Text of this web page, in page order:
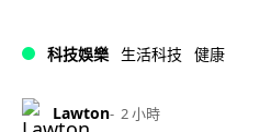
科技娛樂 生活科技 健康
Lawton 2 小時